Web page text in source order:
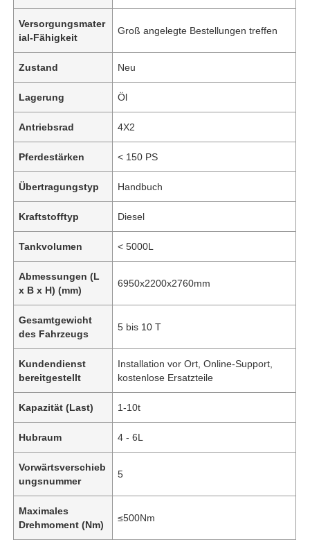
Versorgungsmater
ial-Fähigkeit
Groß angelegte Bestellungen treffen
Zustand Neu
Lagerung Öl
Antriebsrad 4X2
Pferdestärken < 150 PS
Übertragungstyp Handbuch
Kraftstofftyp Diesel
Tankvolumen < 5000L
Abmessungen (L
x B x H) (mm)
6950x2200x2760mm
Gesamtgewicht
des Fahrzeugs
5 bis 10 T
Kundendienst
bereitgestellt
Installation vor Ort, Online-Support,
kostenlose Ersatzteile
Kapazität (Last) 1-10t
Hubraum 4 - 6L
Vorwärtsverschieb
ungsnummer
5
Maximales
Drehmoment (Nm)
≤500Nm